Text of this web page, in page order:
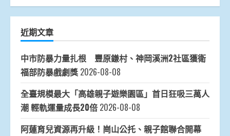
近期文章
中市防暴力量扎根 豐原鎌村、神岡溪洲2社區獲衛
福部防暴戲劇獎 2026-08-08
全臺規模最大「高雄親子遊樂園區」首日狂吸三萬人
潮 輕軌運量成長20倍 2026-08-08
阿蓮育兒資源再升級！崗山公托、親子館聯合開幕